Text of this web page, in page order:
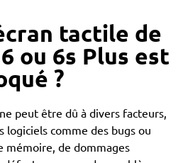
tactile de
ou 6s Plus est
?
peut être dû à divers facteurs,
comme des bugs ou
mémoire, de dommages